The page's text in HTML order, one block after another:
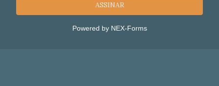
ASSINAR
Powered by NEX-Forms